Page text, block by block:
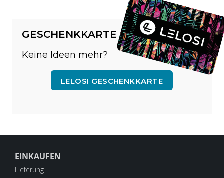
GESCHENKKARTE
Keine Ideen mehr?
LELOSI GESCHENKKARTE
EINKAUFEN
Lieferung